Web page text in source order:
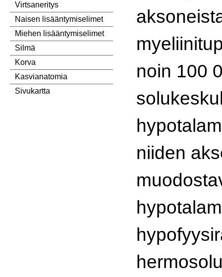
Virtsaneritys
Naisen lisääntymiselimet
Miehen lisääntymiselimet
Silmä
Korva
Kasvianatomia
Sivukartta
noin 100
niiden